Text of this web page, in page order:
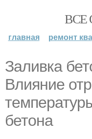
ВСЕ
главная ремонт
Заливка
Влияние
бетона